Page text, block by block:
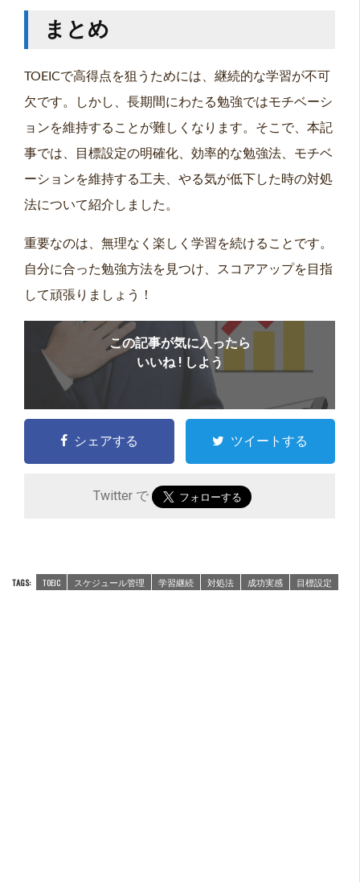
まとめ
TOEICで高得点を狙うためには、継続的な学習が不可
欠です。しかし、長期間にわたる勉強ではモチベーシ
ョンを維持することが難しくなります。そこで、本記
事では、目標設定の明確化、効率的な勉強法、モチベ
ーションを維持する工夫、やる気が低下した時の対処
法について紹介しました。
重要なのは、無理なく楽しく学習を続けることです。
自分に合った勉強方法を見つけ、スコアアップを目指
して頑張りましょう！
この記事が気に入ったら
いいね ! しよう
シェアする ツイートする
Twitter で
TAGS: TOEIC スケジュール管理 学習継続 対処法 成功実感 目標設定